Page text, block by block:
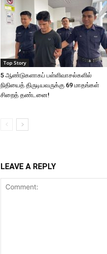
Top Story
5 ஆண்டுகளாகப் பள்ளிவாசல்களில்
நிதியைத் திருடியவருக்கு 69 மாதங்கள்
சிறைத் தண்டனை!
LEAVE A REPLY